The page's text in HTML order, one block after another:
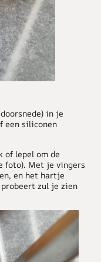
in je
een siliconen
of lepel om de
foto). Met je vingers
en het hartje
zul je zien